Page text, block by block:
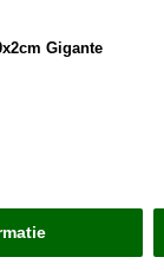
Gigante